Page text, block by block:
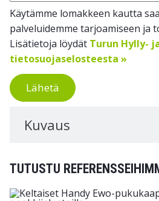
Käytämme lomakkeen kautta
palveluidemme tarjoamiseen ja
Lisätietoja löydät Turun Hylly-
tietosuojaselosteesta »
Lähetä
Kuvaus
TUTUSTU